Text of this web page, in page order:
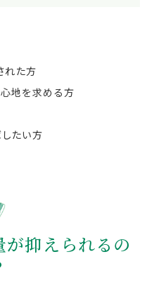
れた方
地を求める方
たい方
抑えられるの